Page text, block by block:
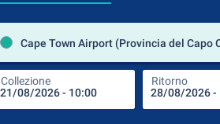
Collezione Ritorno